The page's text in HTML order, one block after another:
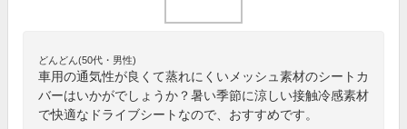
どんどん(50代・男性)
車用の通気性が良くて蒸れにくいメッシュ素材のシートカ
バーはいかがでしょうか？暑い季節に涼しい接触冷感素材
で快適なドライブシートなので、おすすめです。